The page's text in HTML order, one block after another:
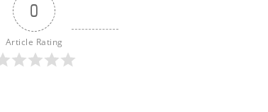
0
Article Rating